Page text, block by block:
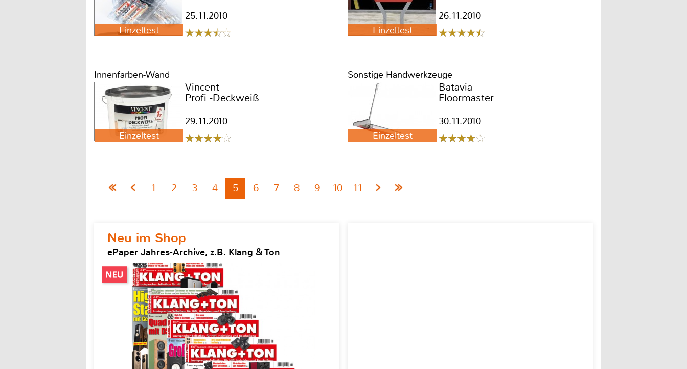
Einzeltest
25.11.2010
Einzeltest
26.11.2010
Innenfarben-Wand
Einzeltest
Vincent
Profi -Deckweiß
29.11.2010
Sonstige Handwerkzeuge
Einzeltest
Batavia
Floormaster
30.11.2010
1 2 3 4 5 6 7 8 9 10 11
Neu im Shop
ePaper Jahres-Archive, z.B. Klang & Ton